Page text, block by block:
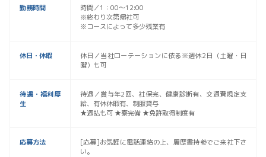
勤務時間
時間／1：00〜12:00
※終わり次第帰社可
※コースによって多少残業有
休日・休暇
休日／当社ローテーションに依る※週休2日（土曜・日
曜）も可
待遇・福利厚
生
待遇／賞与年2回、社保完、健康診断有、交通費規定支
給、有休休暇有、制服貸与
★週払も可 ★寮完備 ★免許取得制度有
応募方法
[応募]お気軽に電話連絡の上、履歴書持参でご来社下さ
い。